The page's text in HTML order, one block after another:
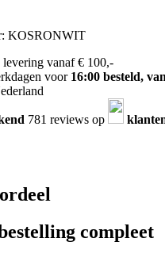
KOSRONWIT
levering vanaf € 100,-
voor 16:00 besteld,
781 reviews op
compleet